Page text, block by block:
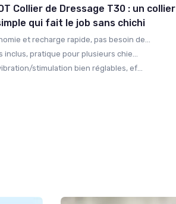
Collier de Dressage T30 : un collier
qui fait le job sans chichi
et recharge rapide, pas besoin de...
inclus, pratique pour plusieurs chie...
stimulation bien réglables, ef...